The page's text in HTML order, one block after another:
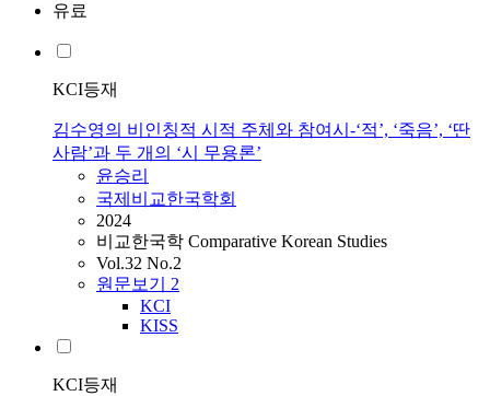
유료
KCI등재
김수영의 비인칭적 시적 주체와 참여시-‘적’, ‘죽음’, ‘딴
사람’과 두 개의 ‘시 무용론’
윤승리
국제비교한국학회
2024
비교한국학 Comparative Korean Studies
Vol.32 No.2
원문보기 2
KCI
KISS
KCI등재